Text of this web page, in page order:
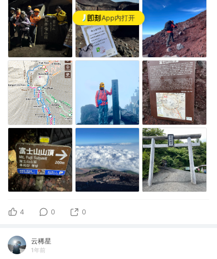
App内打开
4 0 0
云稀星
1年前